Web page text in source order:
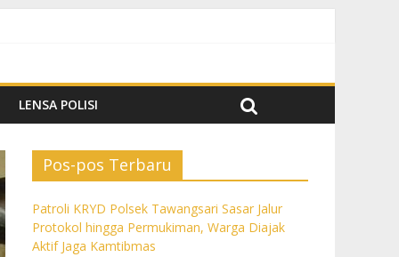
Cegah Karhutla
LENSA POLISI
Pos-pos Terbaru
Patroli KRYD Polsek Tawangsari Sasar Jalur
Protokol hingga Permukiman, Warga Diajak
Aktif Jaga Kamtibmas